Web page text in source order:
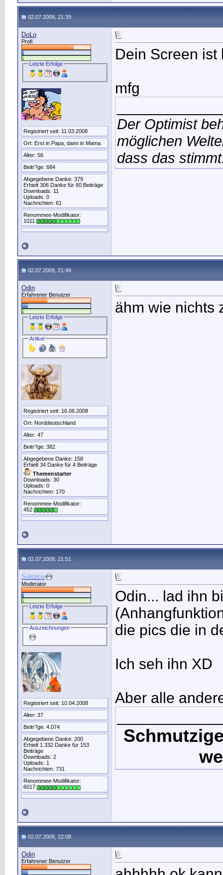
02.07.2009, 21:39
DoLo
Profi
Letzte Erfolge
Registriert seit: 11.03.2008
Ort: Erst in Papa, dann in Mama.
Alter: 56
Beitr?ge: 684
Abgegebene Danke: 379
Erhielt 306 Danke für 60 Beiträge
Downloads: 11
Uploads: 0
Nachrichten: 61
Renommee-Modifikator:
1011
Dein Screen ist
mfg
Der Optimist
möglichen
dass das
02.07.2009, 21:49
Odin
Erfahrener Benutzer
Letzte Erfolge
Artikel
Registriert seit: 16.06.2008
Ort: Norddeutschland
Alter: 47
Beitr?ge: 382
Abgegebene Danke: 158
Erhielt 34 Danke für 4 Beiträge
Themenstarter
Downloads: 30
Uploads: 0
Nachrichten: 170
Renommee-Modifikator:
452
ähm wie nichts
02.07.2009, 21:51
Solstice
Moderator
Letzte Erfolge
Auszeichnungen
Registriert seit: 10.04.2008
Alter: 37
Beitr?ge: 4.074
Abgegebene Danke: 200
Erhielt 1.332 Danke für 153
Beiträge
Downloads: 2
Uploads: 1
Nachrichten: 731
Renommee-Modifikator:
6017
Odin... lad ihn
die pics die in
Ich seh ihn XD
Aber alle
02.07.2009, 22:08
Odin
Erfahrener Benutzer